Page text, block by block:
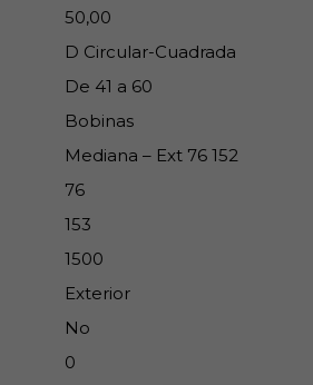
50,00
D Circular-Cuadrada
De 41 a 60
Bobinas
Mediana – Ext 76 152
76
153
1500
Exterior
No
0